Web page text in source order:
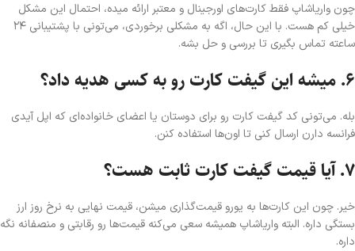
چون واریا‌شاپ فقط کارت‌های اورجینال و معتبر ارائه میده، احتمال این مشکل
خیلی کم هست. با این حال، اگه به مشکلی برخوردی، می‌تونی با پشتیبانی ۲۴
ساعته تماس بگیری تا بررسی و حل بشه.
۶. میشه این گیفت کارت رو به کسی هدیه داد؟
بله. می‌تونی کد گیفت کارت رو برای دوستان یا اعضای خانواده‌ای که اپل آیدی
فرانسه دارن ارسال کنی تا اون‌ها استفاده کنن.
۷. آیا قیمت گیفت کارت ثابت هست؟
خیر. چون این کارت‌ها به یورو قیمت‌گذاری میشن، قیمت نهایی به نرخ روز ارز
بستگی داره. البته واریا‌شاپ همیشه سعی می‌کنه قیمت‌ها رو رقابتی و منصفانه نگه
داره.